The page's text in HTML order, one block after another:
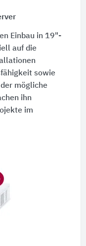
Einbau in 19"-
auf die
sowie
mögliche
ihn
im